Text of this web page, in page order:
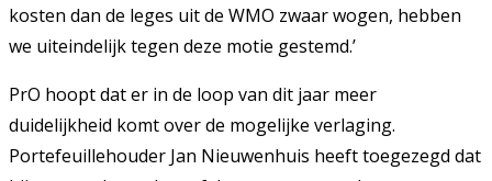
kosten dan de leges uit de WMO zwaar wogen, hebben
we uiteindelijk tegen deze motie gestemd.’
PrO hoopt dat er in de loop van dit jaar meer
duidelijkheid komt over de mogelijke verlaging.
Portefeuillehouder Jan Nieuwenhuis heeft toegezegd dat